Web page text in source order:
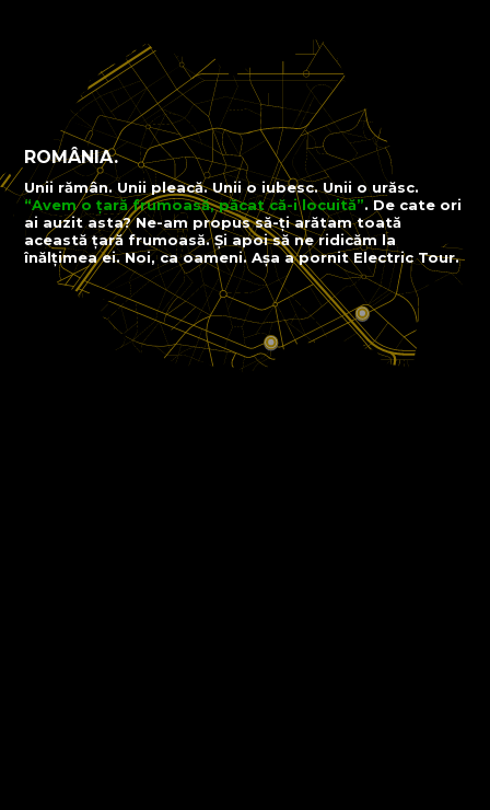
ROMÂNIA.
Unii rămân. Unii pleacă.Unii o iubesc. Unii o urăsc.
“Avem o țară frumoasă, păcat că-i locuită”. De cate ori
ai auzit asta?Ne-am propus să-ți arătam toată
această țară frumoasă.Și apoi să ne ridicăm la
înălțimea ei. Noi, ca oameni.Așa a pornit Electric Tour.